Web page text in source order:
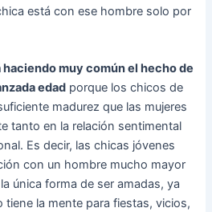
está con ese hombre solo por
haciendo muy común el hecho de
edad porque los chicos de
madurez que las mujeres
tanto en la relación sentimental
Es decir, las chicas jóvenes
con un hombre mucho mayor
única forma de ser amadas, ya
tiene la mente para fiestas, vicios,